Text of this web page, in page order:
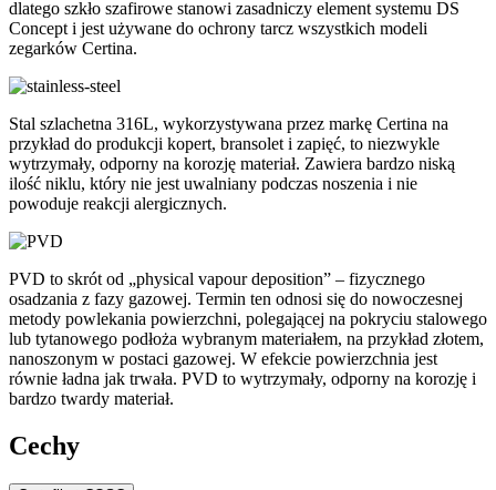
dlatego szkło szafirowe stanowi zasadniczy element systemu DS
Concept i jest używane do ochrony tarcz wszystkich modeli
zegarków Certina.
Stal szlachetna 316L, wykorzystywana przez markę Certina na
przykład do produkcji kopert, bransolet i zapięć, to niezwykle
wytrzymały, odporny na korozję materiał. Zawiera bardzo niską
ilość niklu, który nie jest uwalniany podczas noszenia i nie
powoduje reakcji alergicznych.
PVD to skrót od „physical vapour deposition” – fizycznego
osadzania z fazy gazowej. Termin ten odnosi się do nowoczesnej
metody powlekania powierzchni, polegającej na pokryciu stalowego
lub tytanowego podłoża wybranym materiałem, na przykład złotem,
nanoszonym w postaci gazowej. W efekcie powierzchnia jest
równie ładna jak trwała. PVD to wytrzymały, odporny na korozję i
bardzo twardy materiał.
Cechy